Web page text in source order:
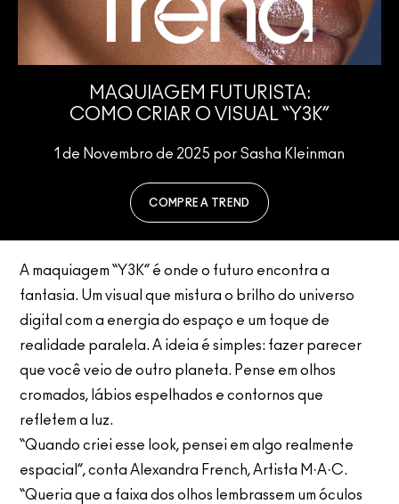
MAQUIAGEM FUTURISTA:
COMO CRIAR O VISUAL “Y3K”
1 de Novembro de 2025 por Sasha Kleinman
COMPRE A TREND
A maquiagem “Y3K” é onde o futuro encontra a
fantasia. Um visual que mistura o brilho do universo
digital com a energia do espaço e um toque de
realidade paralela. A ideia é simples: fazer parecer
que você veio de outro planeta. Pense em olhos
cromados, lábios espelhados e contornos que
refletem a luz.
“Quando criei esse look, pensei em algo realmente
espacial”, conta Alexandra French, Artista M·A·C.
“Queria que a faixa dos olhos lembrassem um óculos